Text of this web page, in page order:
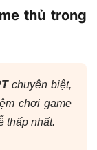
thủ trong
chuyên biệt,
chơi game
thấp nhất.